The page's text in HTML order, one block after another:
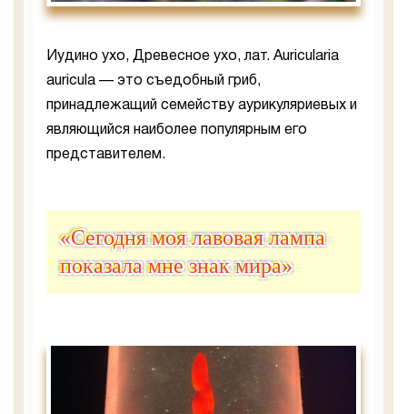
Иудино ухо, Древесное ухо, лат. Auricularia
auricula — это съедобный гриб,
принадлежащий семейству аурикуляриевых и
являющийся наиболее популярным его
представителем.
«Сегодня моя лавовая лампа
показала мне знак мира»